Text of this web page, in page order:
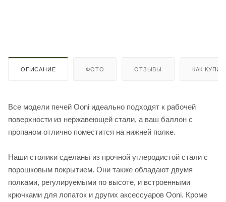
ОПИСАНИЕ ФОТО ОТЗЫВЫ КАК
Все модели печей Ooni идеально подходят к рабочей
поверхности из нержавеющей стали, а ваш баллон с
пропаном отлично поместится на нижней полке.
Наши столики сделаны из прочной углеродистой стали с
порошковым покрытием. Они также обладают двумя
полками, регулируемыми по высоте, и встроенными
крючками для лопаток и других аксессуаров Ooni. Кроме